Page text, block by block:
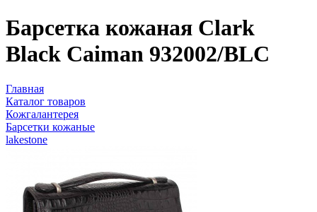
Барсетка кожаная Clark
Black Caiman 932002/BLC
Главная
Каталог товаров
Кожгалантерея
Барсетки кожаные
lakestone